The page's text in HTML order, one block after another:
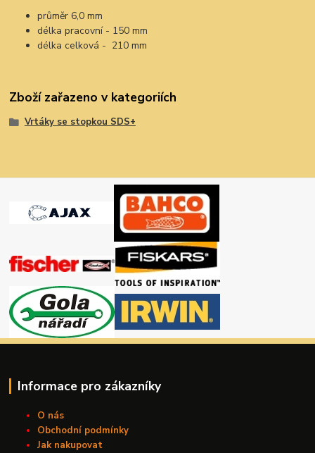
průměr 6,0 mm
délka pracovní - 150 mm
délka celková - 210 mm
Zboží zařazeno v kategoriích
Vrtáky se stopkou SDS+
Informace pro zákazníky
O nás
Obchodní podmínky
Jak nakupovat